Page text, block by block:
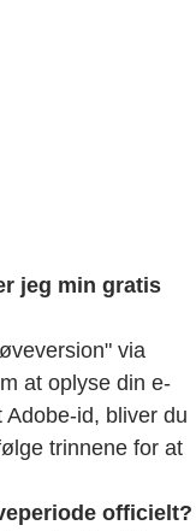
jeg min gratis
via
at oplyse din e-
id, bliver du
trinnene for at
officielt?